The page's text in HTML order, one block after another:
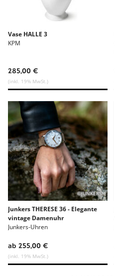
Vase HALLE 3
KPM
285,00 €
(inkl. 19% MwSt.)
©JUNKERS
Junkers THERESE 36 - Elegante
vintage Damenuhr
Junkers-Uhren
ab 255,00 €
(inkl. 19% MwSt.)